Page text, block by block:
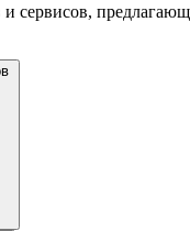
и сервисов,